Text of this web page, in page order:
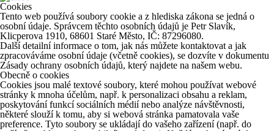
Cookies
Tento web používá soubory cookie a z hlediska zákona se jedná o
osobní údaje. Správcem těchto osobních údajů je Petr Slavík,
Klicperova 1910, 68601 Staré Město, IČ: 87296080.
Další detailní informace o tom, jak nás můžete kontaktovat a jak
zpracováváme osobní údaje (včetně cookies), se dozvíte v dokumentu
Zásady ochrany osobních údajů, který najdete na našem webu.
Obecně o cookies
Cookies jsou malé textové soubory, které mohou používat webové
stránky k mnoha účelům, např. k personalizaci obsahu a reklam,
poskytování funkcí sociálních médií nebo analýze návštěvnosti,
některé slouží k tomu, aby si webová stránka pamatovala vaše
preference. Tyto soubory se ukládají do vašeho zařízení (např. do